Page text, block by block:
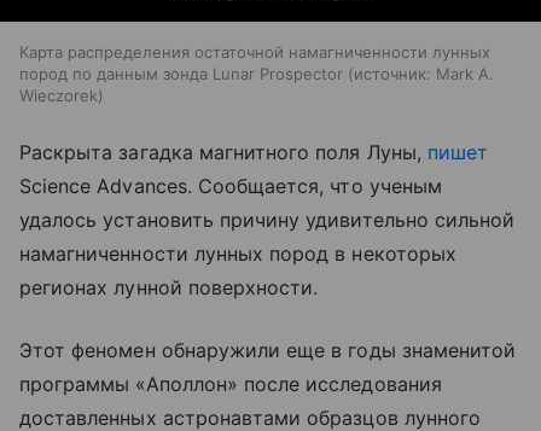
Карта распределения остаточной намагниченности лунных
пород по данным зонда Lunar Prospector
источник: Mark A.
Wieczorek
Раскрыта загадка магнитного поля Луны, пишет
Science Advances. Сообщается, что ученым
удалось установить причину удивительно сильной
намагниченности лунных пород в некоторых
регионах лунной поверхности.
Этот феномен обнаружили еще в годы знаменитой
программы «Аполлон» после исследования
доставленных астронавтами образцов лунного